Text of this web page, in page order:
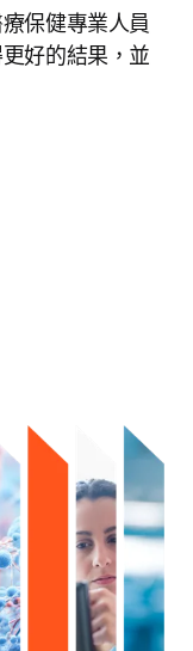
保健專業人員
好的結果，並